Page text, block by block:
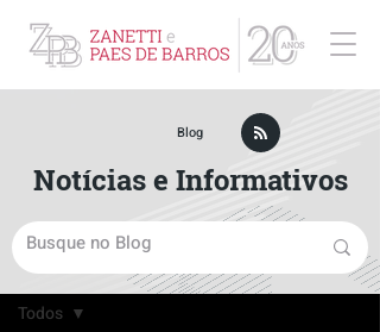
Post
Todos
Blog
Notícias e Informativos